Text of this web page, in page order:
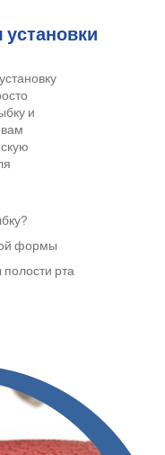
и
формы
рта